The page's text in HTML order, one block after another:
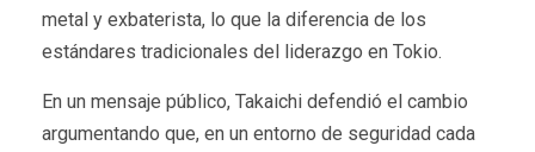
metal y exbaterista, lo que la diferencia de los
estándares tradicionales del liderazgo en Tokio.
En un mensaje público, Takaichi defendió el cambio
argumentando que, en un entorno de seguridad cada